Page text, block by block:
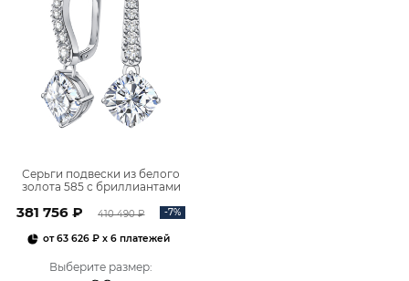
Серьги подвески из белого
золота 585 с бриллиантами
381 756 ₽ 410 490 ₽ -7%
от63 626 ₽ x 6 платежей
Выберите размер: